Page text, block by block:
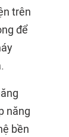
trên
để
năng
bền